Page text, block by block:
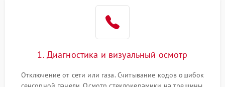
1. Диагностика и визуальный осмотр
Отключение от сети или газа. Считывание кодов ошибок